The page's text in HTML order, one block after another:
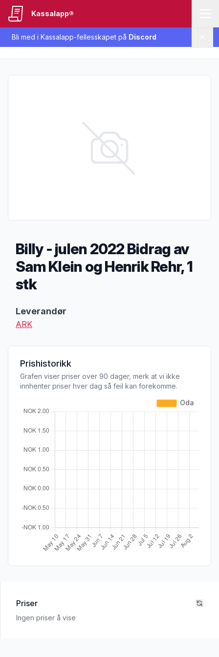
Bli med i Kassalapp-fellesskapet på Discord
Kassalapp®
Billy - julen 2022 Bidrag av
Sam Klein og Henrik Rehr, 1
stk
Leverandør
ARK
Prishistorikk
Grafen viser priser over 90 dager, merk at vi ikke
innhenter priser hver dag så feil kan forekomme.
Priser
Ingen priser å vise